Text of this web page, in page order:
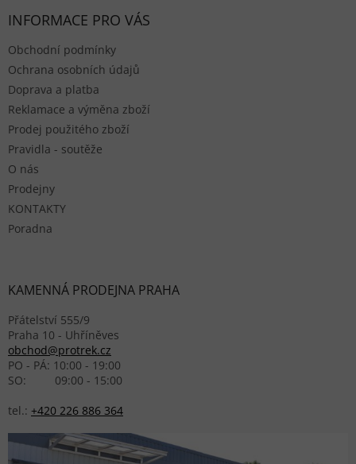
INFORMACE PRO VÁS
Obchodní podmínky
Ochrana osobních údajů
Doprava a platba
Reklamace a výměna zboží
Prodej použitého zboží
Pravidla - soutěže
O nás
Prodejny
KONTAKTY
Poradna
KAMENNÁ PRODEJNA PRAHA
Přátelství 555/9
Praha 10 - Uhříněves
obchod@protrek.cz
PO - PÁ: 10:00 - 19:00
SO: 09:00 - 15:00
tel.: +420 226 886 364